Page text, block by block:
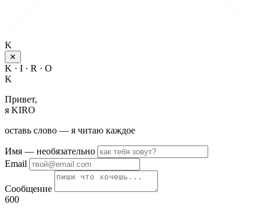
K
✕
K · I · R · O
K
Привет,
я KIRO
оставь слово — я читаю каждое
Имя — необязательно
Email
Сообщение
600